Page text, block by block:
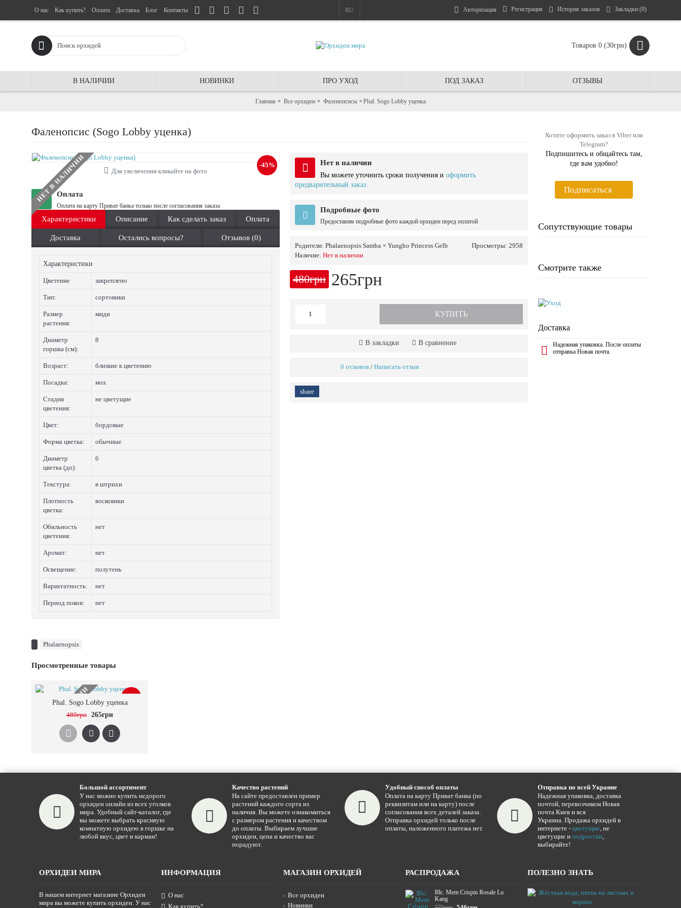
О нас Как купить? Оплата Доставка Блог Контакты RU Авторизация Регистрация История заказов Закладки (0)
Товаров 0 (30грн)
В НАЛИЧИИ НОВИНКИ ПРО УХОД ПОД ЗАКАЗ ОТЗЫВЫ
Главная Все орхидеи Фаленопсисы Phal. Sogo Lobby уценка
Хотите оформить заказ в Viber или
Telegram?
Подпишитесь и общайтесь там,
где вам удобно!
Подписаться
Сопутствующие товары
Смотрите также
Доставка
Надежная упаковка. После оплаты
отправка Новая почта.
Фаленопсис (Sogo Lobby уценка)
-45%
НЕТ В НАЛИЧИИ Для увеличения кликайте на фото
Оплата
Оплата на карту Приват банка только после согласования заказа
Характеристики Описание Как сделать заказ Оплата
Доставка Остались вопросы? Отзывов (0)
Характеристики
Цветение закреплено
Тип: сортовики
Размер
растения:
миди
Диаметр
горшка (см):
8
Возраст: близкие к цветению
Посадка: мох
Стадия
цветения:
не цветущие
Цвет: бордовые
Форма цветка: обычные
Диаметр
цветка (до):
6
Текстура: в штрихи
Плотность
цветка:
восковики
Обильность
цветения:
нет
Аромат: нет
Освещение: полутень
Вариегатность: нет
Период покоя: нет
Нет в наличии
Вы можете уточнить сроки получения и оформить
предварительный заказ.
Подробные фото
Предоставим подробные фото каждой орхидеи перед оплатой
Просмотры: 2958
Родители: Phalaenopsis Samba × Yungho Princess Gelb
Наличие: Нет в наличии
480грн 265грн
КУПИТЬ
В закладки В сравнение
0 отзывов / Написать отзыв
share
Phalaenopsis
Просмотренные товары
НЕТ В НАЛИЧИИ
Phal. Sogo Lobby уценка
480грн 265грн
Большой ассортимент
У нас можно купить недорого
орхидеи онлайн из всех уголков
мира. Удобный сайт-каталог, где
вы можете выбрать красивую
комнатную орхидею в горшке на
любой вкус, цвет и карман!
Качество растений
На сайте предоставлен пример
растений каждого сорта из
наличия. Вы можете ознакомиться
с размером растения и качеством
до оплаты. Выбираем лучшие
орхидеи, цена и качество вас
порадуют.
Удобный способ оплаты
Оплата на карту Приват банка (по
реквизитам или на карту) после
согласования всех деталей заказа.
Отправка орхидей только после
оплаты, наложенного платежа нет.
Отправка по всей Украине
Надежная упаковка, доставка
почтой, перевозчиком Новая
почта Киев и вся
Украина. Продажа орхидей в
интернете - цветущие, не
цветущие и подростки,
выбирайте!
ОРХИДЕИ МИРА
В нашем интернет магазине Орхидеи
мира вы можете купить орхидеи. У нас
ИНФОРМАЦИЯ
О нас
Как купить?
МАГАЗИН ОРХИДЕЙ
Все орхидеи
Новинки
РАСПРОДАЖА
Blc. Mem Crispin Rosale Lu
Kang
ПОЛЕЗНО ЗНАТЬ